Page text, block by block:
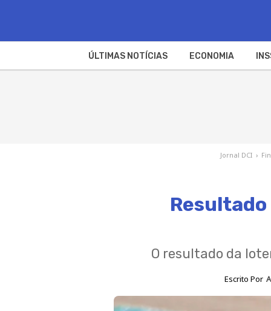
ÚLTIMAS NOTÍCIAS ECONOMIA
Jornal DCI ›
O resultado da
Escrito Por